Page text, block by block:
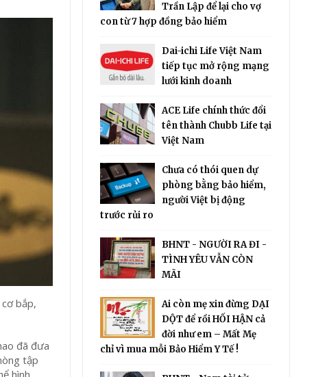
bắp,
đã đưa
tập
hình.
Trần Lập để lại cho vợ
con từ 7 hợp đồng bảo hiểm
Dai-ichi Life Việt Nam
tiếp tục mở rộng mạng
lưới kinh doanh
ACE Life chính thức đổi
tên thành Chubb Life tại
Việt Nam
Chưa có thói quen dự
phòng bằng bảo hiểm,
người Việt bị động
trước rủi ro
BHNT - NGƯỜI RA ĐI -
TÌNH YÊU VẪN CÒN
MÃI
Ai còn mẹ xin đừng DẠI
DỘT để rồi HỐI HẬN cả
đời như em – Mất Mẹ
chỉ vì mua mỗi Bảo Hiểm Y Tế !